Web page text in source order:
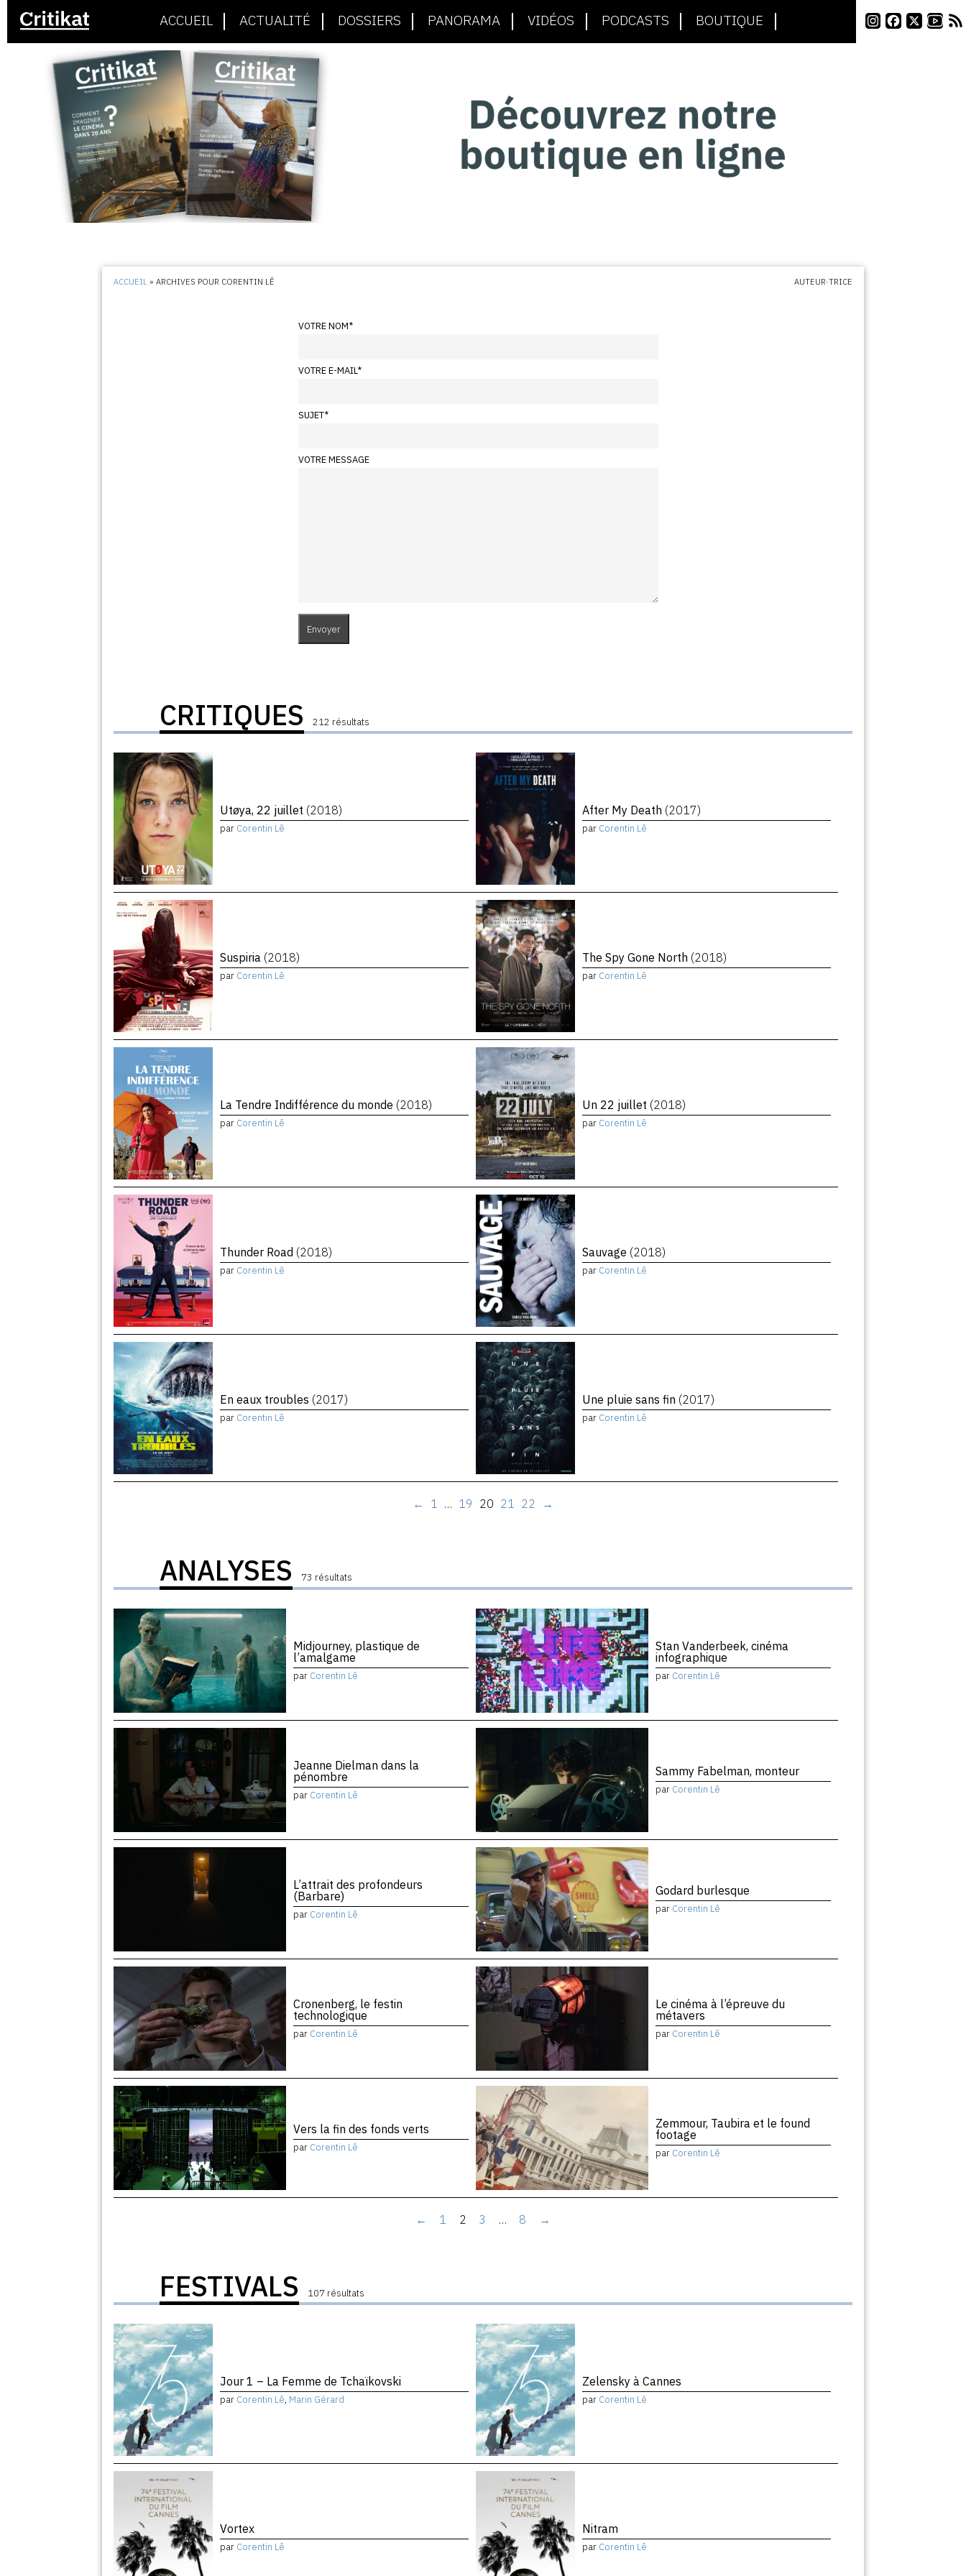
ACCUEIL ACTUALITÉ DOSSIERS PANORAMA VIDÉOS PODCASTS BOUTIQUE
ACCUEIL »ARCHIVES POUR CORENTIN LÊ AUTEUR·TRICE
VOTRE NOM*
VOTRE E-MAIL*
SUJET*
VOTRE MESSAGE
CRITIQUES 212 résultats
Utøya, 22 juillet (2018)
par Corentin Lê
After My Death (2017)
par Corentin Lê
Suspiria (2018)
par Corentin Lê
The Spy Gone North (2018)
par Corentin Lê
La Tendre Indifférence du monde (2018)
par Corentin Lê
Un 22 juillet (2018)
par Corentin Lê
Thunder Road (2018)
par Corentin Lê
Sauvage (2018)
par Corentin Lê
En eaux troubles (2017)
par Corentin Lê
Une pluie sans fin (2017)
par Corentin Lê
← 1 … 19 20 21 22 →
ANALYSES 73 résultats
Midjourney, plastique de
l’amalgame
par Corentin Lê
Stan Vanderbeek, cinéma
infographique
par Corentin Lê
Jeanne Dielman dans la
pénombre
par Corentin Lê
Sammy Fabelman, monteur
par Corentin Lê
L’attrait des profondeurs
(Barbare)
par Corentin Lê
Godard burlesque
par Corentin Lê
Cronenberg, le festin
technologique
par Corentin Lê
Le cinéma à l’épreuve du
métavers
par Corentin Lê
Vers la fin des fonds verts
par Corentin Lê
Zemmour, Taubira et le found
footage
par Corentin Lê
← 1 2 3 … 8 →
FESTIVALS 107 résultats
Jour 1 – La Femme de Tchaïkovski
par Corentin Lê, Marin Gérard
Zelensky à Cannes
par Corentin Lê
Vortex
par Corentin Lê
Nitram
par Corentin Lê